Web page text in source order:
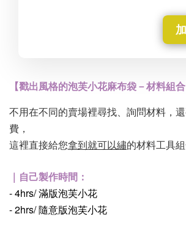
【戳出風格的泡芙小花麻布袋－材料組合
不用在不同的賣場裡尋找、詢問材料，
費，
這裡直接給您拿到就可以繡的材料工具組
｜自己製作時間：
- 4hrs/ 滿版泡芙小花
- 2hrs/ 隨意版泡芙小花